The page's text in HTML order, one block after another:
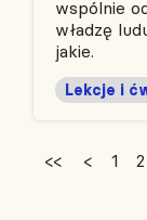
wspólnie
władzę
jakie.
Lekcje i
<< < 1 2